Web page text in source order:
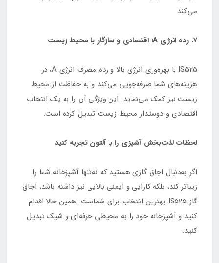
می‌کند.
۷. رده انرژی A؛ اقتصادی و سازگار با محیط زیست
IS۵۲۵ با بهره‌وری انرژی بالا و رده مصرف انرژی A، در
هزینه‌های شما صرفه‌جویی می‌کند و به حفاظت از محیط
زیست نیز کمک می‌نماید. این ویژگی آن را به یک انتخاب
اقتصادی و دوستدار محیط زیست تبدیل کرده است.
لحظات لذت‌بخش آشپزی را با آلتون تجربه کنید
اگر به‌دنبال اجاق گازی هستید که نه‌تنها آشپزخانه شما را
زیباتر کند، بلکه کارایی و ایمنی بالایی نیز داشته باشد، اجاق
گاز IS۵۲۵ بهترین انتخاب برای شماست. همین حالا اقدام
کنید و آشپزخانه خود را به محیطی حرفه‌ای و شیک تبدیل
کنید.